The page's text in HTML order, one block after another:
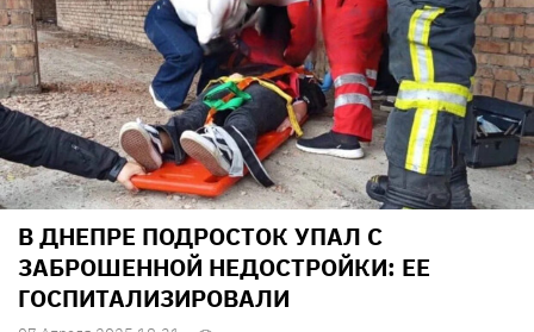
В ДНЕПРЕ ПОДРОСТОК УПАЛ С
ЗАБРОШЕННОЙ НЕДОСТРОЙКИ: ЕЕ
ГОСПИТАЛИЗИРОВАЛИ